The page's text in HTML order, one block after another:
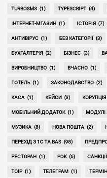
TURBOSMS (1) TYPESCRIPT (4)
ІНТЕРНЕТ-МГАЗИН (1) ІСТОРІЯ (7)
АНТИВІРУС (1) БЕЗ КАТЕГОРІЇ (3)
БУХГАЛТЕРІЯ (2) БІЗНЕС (3)
ВИРОБНИЦТВО (1) ВЧАСНО (1)
ГОТЕЛЬ (1) ЗАКОНОДАВСТВО (2)
КАСА (1) КЕЙСИ (3) КОРУПЦІЯ
МОБІЛЬНИЙ ДОДАТОК (1) МОДУЛІ
МУЗИКА (8) НОВА ПОШТА (2)
ПЕРЕХІД З 1С ТА BAS (98)
РЕСТОРАН (1) РОК (6) САНКЦІЇ
ТОІР (1) ТЕЛЕГРАМ (1)